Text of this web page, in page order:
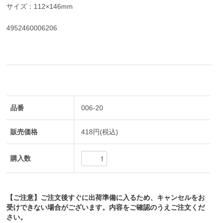
サイズ：112×146mm
4952460006206
品番 006-20
販売価格 418円(税込)
購入数
【ご注意】ご注文後すぐに出荷準備に入るため、キャンセルをお
受けできない場合がございます。内容をご確認のうえご注文くだ
さい。